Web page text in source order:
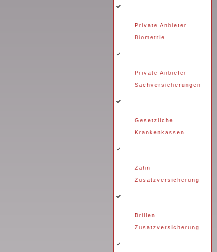
Private Anbieter
Biometrie
Private Anbieter
Sachversicherungen
Gesetzliche
Krankenkassen
Zahn
Zusatzversicherung
Brillen
Zusatzversicherung